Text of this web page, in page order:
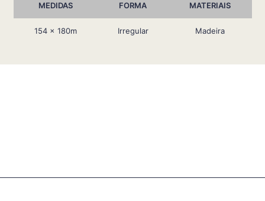
MEDIDAS FORMA MATERIAIS
154 x 180m Irregular Madeira